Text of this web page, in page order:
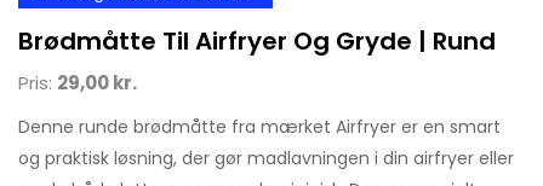
Brødmåtte Til Airfryer Og Gryde | Rund
Pris: 29,00 kr.
Denne runde brødmåtte fra mærket Airfryer er en smart
og praktisk løsning, der gør madlavningen i din airfryer eller